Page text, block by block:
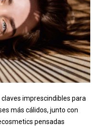
imprescindibles para
más cálidos, junto con
pensadas